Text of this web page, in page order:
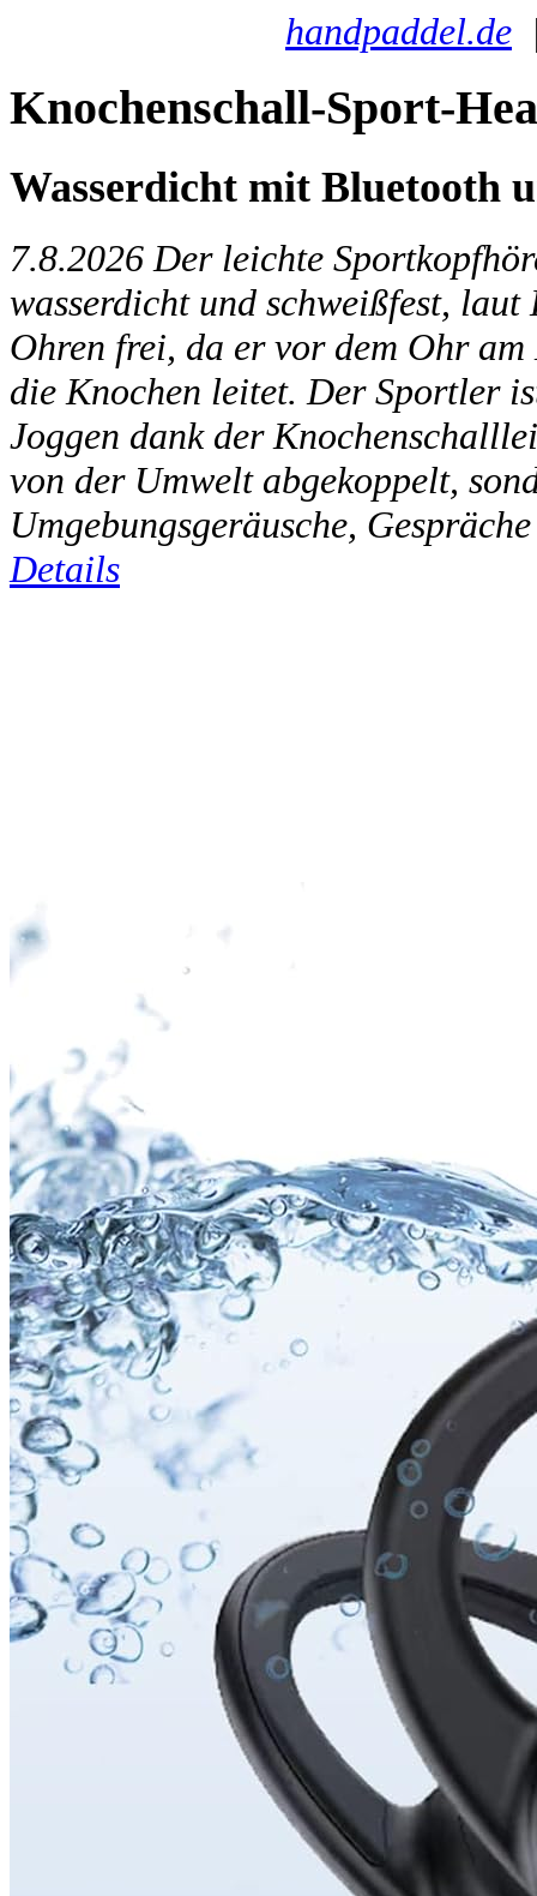
handpaddel.de
Knochenschall-Sport-
Wasserdicht mit Bluetooth
7.8.2026 Der leichte
wasserdicht und schweißfest,
Ohren frei, da er vor dem Ohr
die Knochen leitet. Der Sportler
Joggen dank der
von der Umwelt abgekoppelt,
Umgebungsgeräusche,
Details